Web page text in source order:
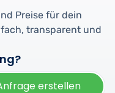
Preise für dein
transparent und
erstellen